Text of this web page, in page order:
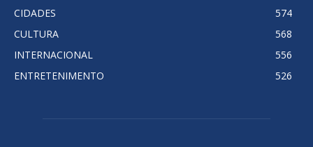
CIDADES
574
CULTURA
568
INTERNACIONAL
556
ENTRETENIMENTO
526